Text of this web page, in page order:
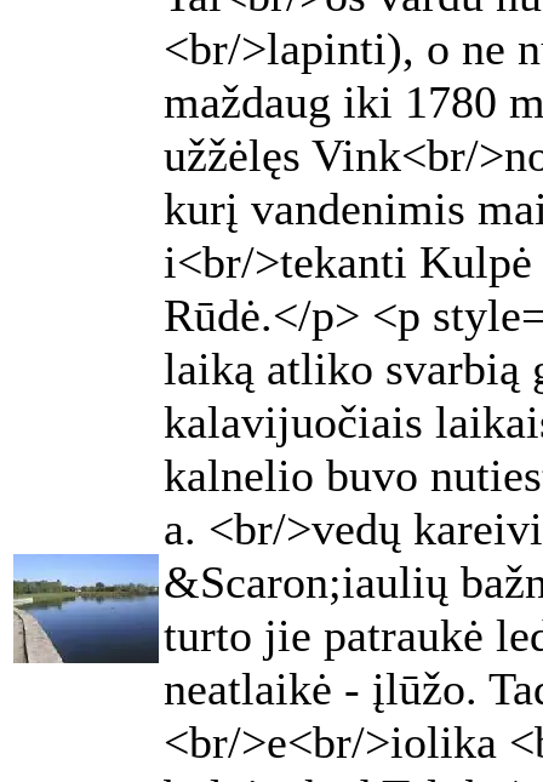
<br/>lapinti), o ne
maždaug iki 1780
užžėlęs Vink<br/
kurį vandenimis
i<br/>tekanti
Rūdė.</p> <p
laiką atliko svarbią
kalavijuočiais
kalnelio buvo
a. <br/>vedų
&Scaron;iaulių
turto jie patraukė
neatlaikė - įlūžo.
<br/>e<br/>iolika